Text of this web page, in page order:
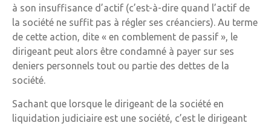
à son insuffisance d’actif (c’est-à-dire quand l’actif de
la société ne suffit pas à régler ses créanciers). Au terme
de cette action, dite « en comblement de passif », le
dirigeant peut alors être condamné à payer sur ses
deniers personnels tout ou partie des dettes de la
société.
Sachant que lorsque le dirigeant de la société en
liquidation judiciaire est une société, c’est le dirigeant